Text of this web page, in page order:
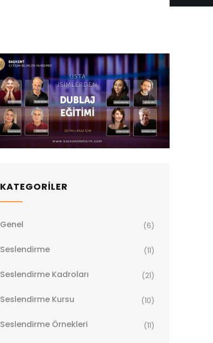
KATEGORİLER
Genel (6)
Seslendirme (11)
Seslendirme Kadroları (21)
Seslendirme Kursu (10)
Seslendirme Örnekleri (11)